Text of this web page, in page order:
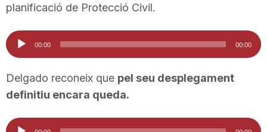
a
planificació de Protecció Civil.
Reproductor
d'àudio
00:00 00:00
Delgado reconeix que pel seu desplegament
definitiu encara queda.
Reproductor